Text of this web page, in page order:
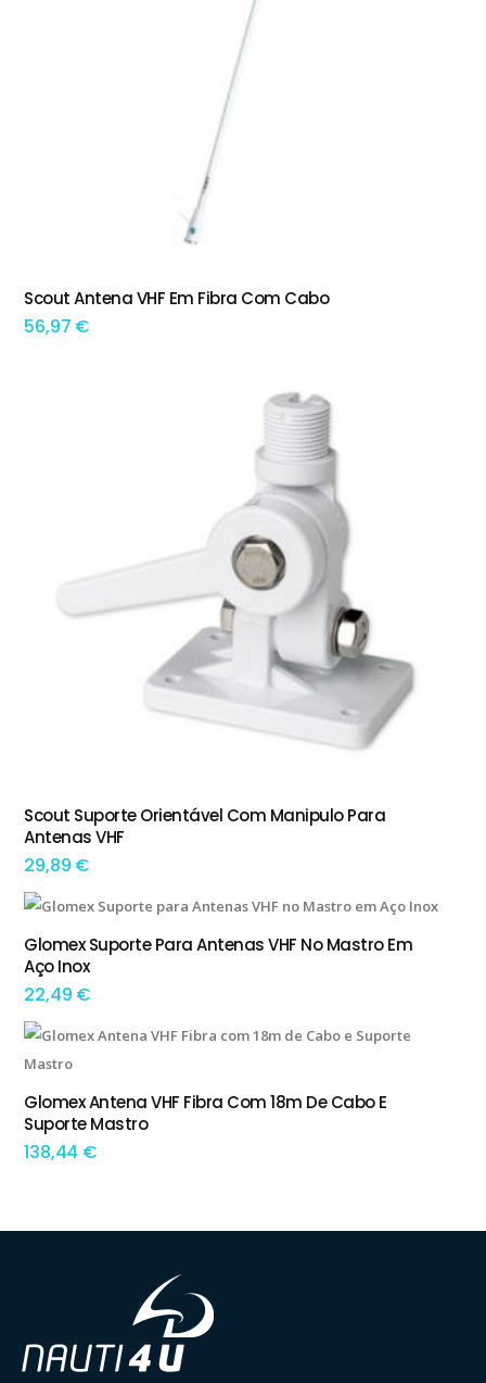
ADICIONAR
Scout Antena VHF Em Fibra Com Cabo
56,97 €
ADICIONAR
Scout Suporte Orientável Com Manipulo Para
Antenas VHF
29,89 €
ADICIONAR
Glomex Suporte Para Antenas VHF No Mastro Em
Aço Inox
22,49 €
ADICIONAR
Glomex Antena VHF Fibra Com 18m De Cabo E
Suporte Mastro
138,44 €